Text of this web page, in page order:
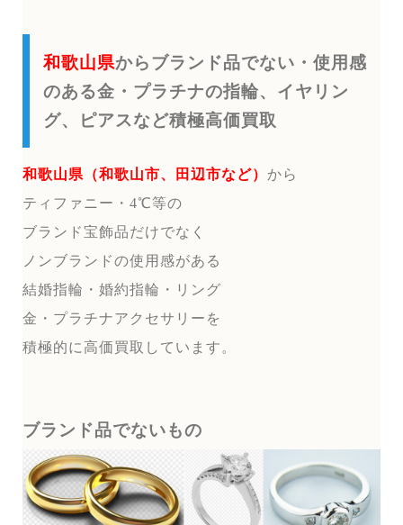
和歌山県からブランド品でない・使用感
のある金・プラチナの指輪、イヤリン
グ、ピアスなど積極高価買取
和歌山県（和歌山市、田辺市など） から
ティファニー・4℃等の
ブランド宝飾品だけでなく
ノンブランドの使用感がある
結婚指輪・婚約指輪・リング
金・プラチナアクセサリーを
積極的に高価買取しています。
ブランド品でないもの